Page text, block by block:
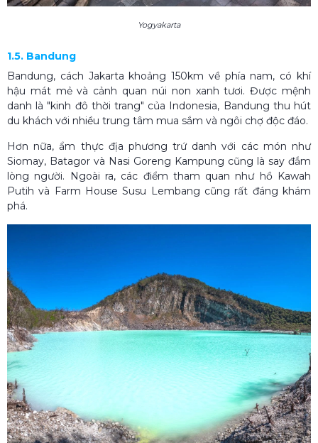
Yogyakarta
1.5. Bandung
Bandung, cách Jakarta khoảng 150km về phía nam, có khí
hậu mát mẻ và cảnh quan núi non xanh tươi. Được mệnh
danh là "kinh đô thời trang" của Indonesia, Bandung thu hút
du khách với nhiều trung tâm mua sắm và ngôi chợ độc đáo.
Hơn nữa, ẩm thực địa phương trứ danh với các món như
Siomay, Batagor và Nasi Goreng Kampung cũng là say đắm
lòng người. Ngoài ra, các điểm tham quan như hồ Kawah
Putih và Farm House Susu Lembang cũng rất đáng khám
phá.